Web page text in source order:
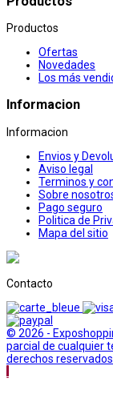
Productos
Ofertas
Novedades
Los más
Informacion
Informacion
Envios y
Aviso legal
Terminos y
Sobre
Pago seguro
Politica de
Mapa del sitio
Contacto
© 2026 -
parcial de cualquier
derechos